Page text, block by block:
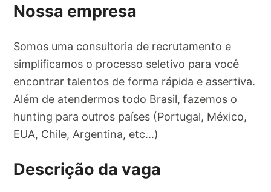
Nossa empresa
Somos uma consultoria de recrutamento e
simplificamos o processo seletivo para você
encontrar talentos de forma rápida e assertiva.
Além de atendermos todo Brasil, fazemos o
hunting para outros países (Portugal, México,
EUA, Chile, Argentina, etc...)
Descrição da vaga